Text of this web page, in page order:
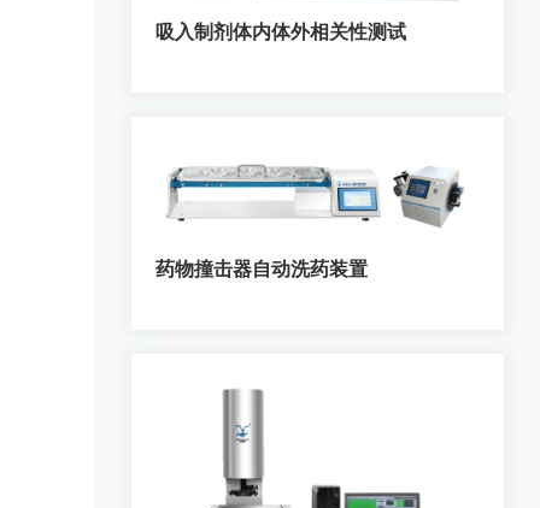
吸入制剂体内体外相关性测试
药物撞击器自动洗药装置